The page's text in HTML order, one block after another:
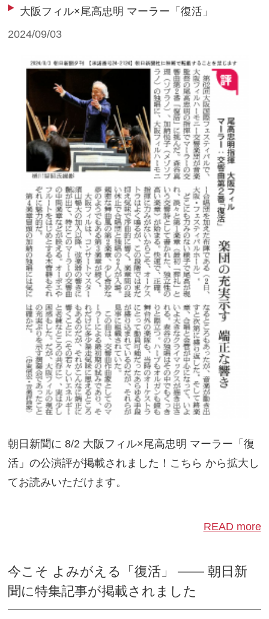
大阪フィル×尾高忠明 マーラー「復活」
2024/09/03
朝日新聞に 8/2 大阪フィル×尾高忠明 マーラー「復
活」の公演評が掲載されました！こちら から拡大し
てお読みいただけます。
READ more
今こそ よみがえる「復活」 —— 朝日新
聞に特集記事が掲載されました